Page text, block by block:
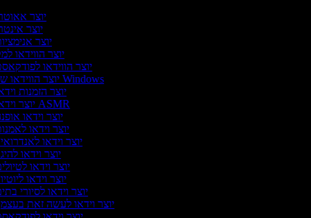
יוצר
יוצר
יוצר
יוצר הווידאו
יוצר הווידאו
יוצר הווידאו של Windows
יוצר הזמנות
יוצר וידאו ASMR
יוצר וידאו
יוצר וידאו
יוצר וידאו
יוצר וידאו
יוצר וידאו
יוצר וידאו
יוצר וידאו לסיורי
יוצר וידאו לעשה זאת